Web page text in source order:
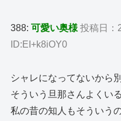
388:可愛い奥様 投稿日：
ID:EI+k8iOY0
シャレになってないから
そういう旦那さんよくい
私の昔の知人もそういう